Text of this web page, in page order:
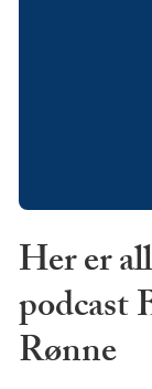
Her er
podcast
Rønne